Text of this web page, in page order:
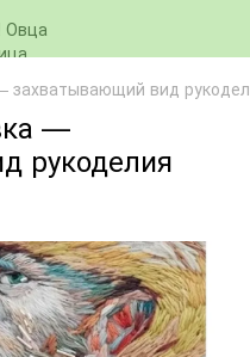
захватывающий вид
—
рукоделия